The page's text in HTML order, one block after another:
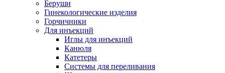
Беруши
Гинекологические изделия
Горчичники
Для инъекций
Иглы для инъекций
Канюля
Катетеры
Системы для переливания